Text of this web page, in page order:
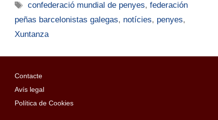
confederació mundial de penyes,federación
peñas barcelonistas galegas, notícies, penyes,
Xuntanza
Contacte
Avís legal
Política de Cookies